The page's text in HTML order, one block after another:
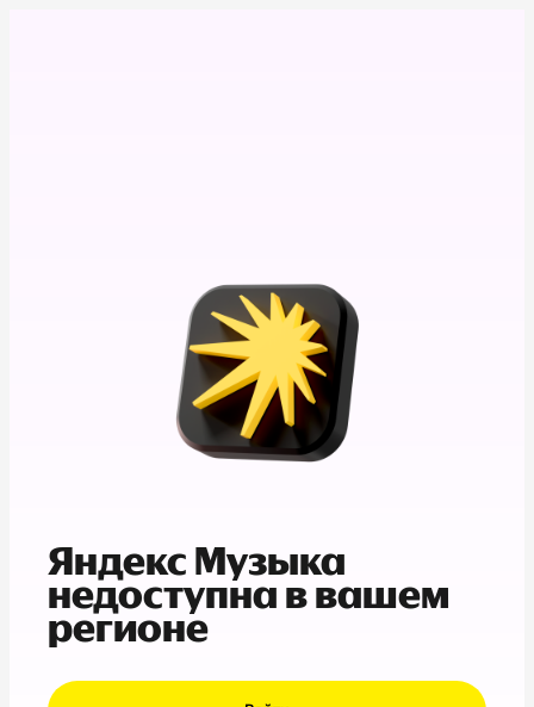
Яндекс Музыка
недоступна в вашем
регионе